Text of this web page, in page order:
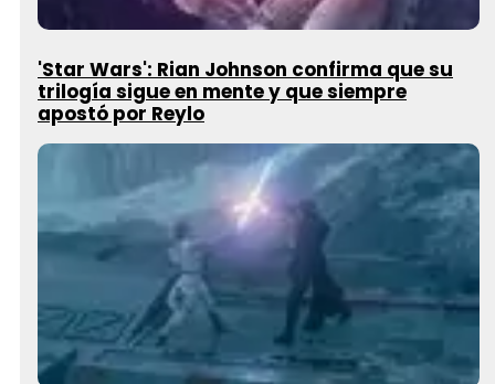
'Star Wars': Rian Johnson confirma que su
trilogía sigue en mente y que siempre
apostó por Reylo